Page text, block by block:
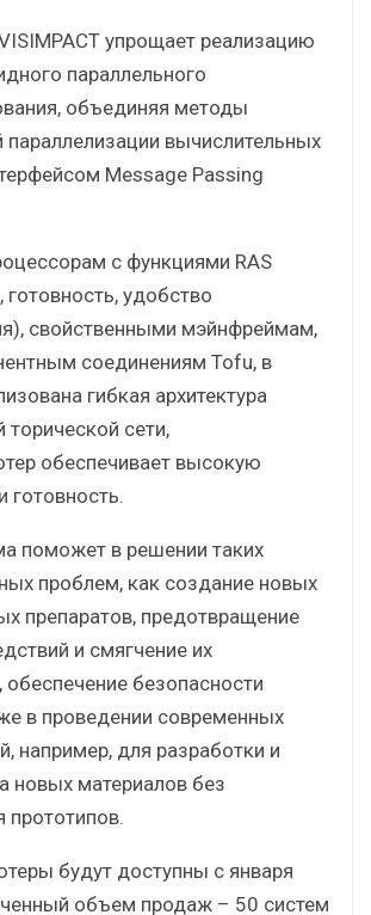
упрощает реализацию
параллельного
объединяя методы
вычислительных
Message Passing
с функциями RAS
удобство
свойственными мэйнфреймам,
соединениям Tofu, в
гибкая архитектура
сети,
обеспечивает высокую
готовность.
поможет в решении таких
проблем, как создание новых
препаратов, предотвращение
и смягчение их
обеспечение безопасности
в проведении современных
например, для разработки и
новых материалов без
прототипов.
будут доступны с января
объем продаж – 50 систем